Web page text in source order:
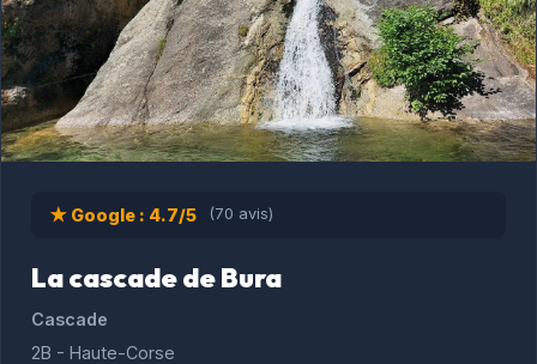
★ Google : 4.7/5 (70 avis)
La cascade de Bura
Cascade
2B - Haute-Corse